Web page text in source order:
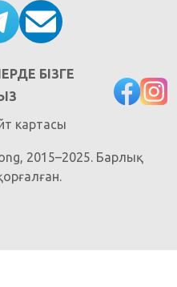
БІЗГЕ
картасы
2015–2025. Барлық